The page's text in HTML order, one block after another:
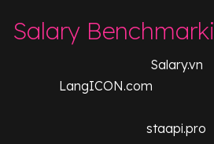
Salary
Salary.vn
LangICON.com
staapi.pro